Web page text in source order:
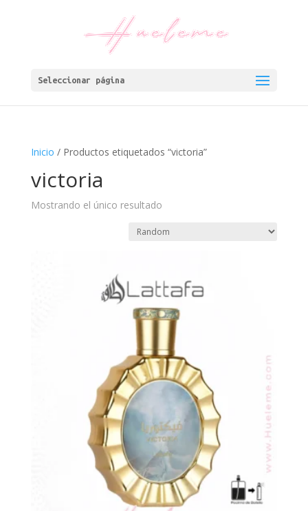
Seleccionar página
Inicio / Productos etiquetados “victoria”
victoria
Mostrando el único resultado